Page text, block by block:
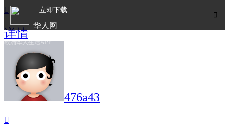

立即下载
华人网
欧洲华人生活APP

详情
476a43
